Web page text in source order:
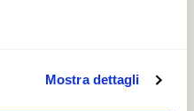
Mostra dettagli
a fondo perduto che si
i residenti a